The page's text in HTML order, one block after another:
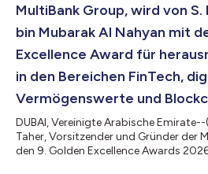
MultiBank Group, wird von S.
bin Mubarak Al Nahyan mit
Excellence Award für
in den Bereichen FinTech,
Vermögenswerte und
DUBAI, Vereinigte Arabische Emirate--(
Taher, Vorsitzender und Gründer der
den 9. Golden Excellence Awards